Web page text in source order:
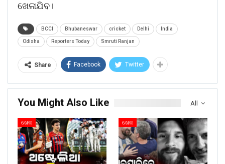
ଖେଳାଯିବ।
BCCI Bhubaneswar cricket Delhi India
Odisha Reporters Today Smruti Ranjan
Share Facebook Twitter
All
You Might Also Like
ଖେଳ ଖେଳ